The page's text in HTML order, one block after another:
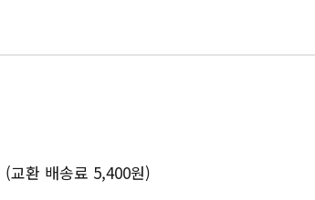
교환 배송료 5,400원)